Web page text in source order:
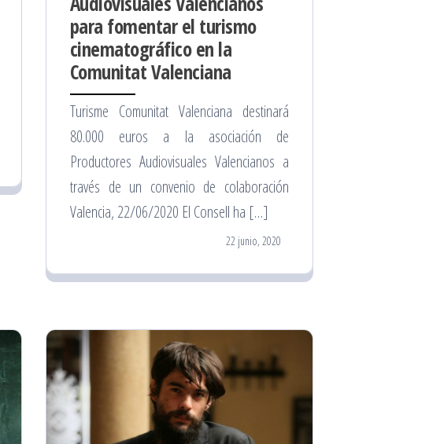
para fomentar el turismo
cinematográfico en la
Comunitat Valenciana
Turisme Comunitat Valenciana destinará
80.000 euros a la asociación de
Productores Audiovisuales Valencianos a
través de un convenio de colaboración
Valencia, 22/06/2020 El Consell ha […]
22 junio, 2020